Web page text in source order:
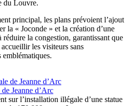
du Louvre.
principal, les plans prévoient l’ajout
la « Joconde » et la création d’une
la congestion, garantissant que
les visiteurs sans
emblématiques.
Jeanne d’Arc
sur l’installation illégale d’une statue